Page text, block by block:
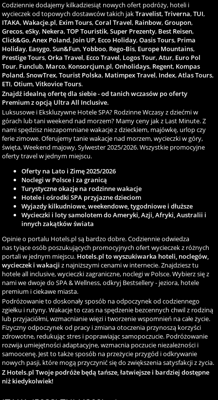
Codziennie dodajemy kilkadziesiąt nowych ofert podróży, hoteli i
wycieczek od topowych dostawców takich jakTravelist,Triverna,TUI,
ITAKA,Wakacje.pl, Exim Tours,Coral Travel, Rainbow,Groupon,
Grecos,eSky, Nekera,TOP Touristik,Super Prezenty, Best Reisen,
Click&Go,Anex Poland, Join UP, Ecco Holiday,Oasis Tours, Prima
Holiday, Easygo,Sun&Fun,Yobboo, Rego-Bis, Europe Mountains,
Prestige Tours,Orka Travel, Ecco Travel, Logos Tour,Atur, Euro Pol
Tour, Funclub, Marco, Konsorcjum.pl,Onholidays, Regent, Kompas
Poland,SnowTrex,Tourist Polska, Matimpex Travel, Index,Atlas Tours,
ETI,Otium,Vitkovice Tours.
Znajdź idealną ofertę dla siebie - od tanich wczasów po oferty
Premium z opcją Ultra All Inclusive.
Luksusowe i Ekskluzywne Hotele SPA? Rodzinne Wczasy z dziećmi w
górach lub tani weekend nad morzem? Mamy ceny jak z Last Minute. Z
nami spędzisz niezapomniane wakacje z dzieckiem, majówkę, urlop czy
ferie zimowe. Oferujemy tanie wakacje nad morzem, wycieczki w góry,
święta, Weekend majowy, Sylwester 2025/2026. Wszystkie promocyjne
oferty travel w jednym miejscu.
Oferty na Lato i Zimę 2025/2026
Noclegi w Polsce i za granicą
Turystyczne okazje na rodzinne wakacje
Hotele i ośrodki SPA przyjazne dzieciom
Wyjazdy kilkudniowe, weekendowe, tygodniowe i dłuższe
Wycieczki i loty samolotem do Ameryki, Azji, Afryki, Australii i
innych zakątków świata
Opinie o portalu Hotels.pl są bardzo dobre. Codziennie odwiedza
nas tyiące osób poszukujących promocyjnych ofert wycieczek z różnych
portali w jednym miejscu. Hotels.pl to wyszukiwarka hoteli, noclegów,
wycieczek i wakacji z najniższymi cenami w internecie. Znajdziesz tu
hotele all inclusive, wycieczki zagraniczne, noclegi w Polsce. Wybierz się z
nami we dwoje do SPA & Wellness, odkryj Bestsellery - jeziora, hotele
premium i ciekawe miasta.
Podróżowanie to doskonały sposób na odpoczynek od codziennego
zgiełku i rutyny. Wakacje to czas na spędzenie bezcennych chwil z rodziną
lub przyjaciółmi, wzmacnianie więzi i tworzenie wspomnień na całe życie.
Fizyczny odpoczynek od pracy i zmiana otoczenia przynoszą korzyści
zdrowotne, redukując stres i poprawiając samopoczucie. Podróżowanie
rozwija umiejętności adaptacyjne, wzmacnia poczucie niezależności i
samoocenę. Jest to także sposób na przeżycie przygód i odkrywanie
nowych pasji, które mogą przyczynić się do zwiększenia satysfakcji z życia.
Z Hotels.pl Twoje podróże będą tańsze, łatwiejsze i bardziej dostępne
niż kiedykolwiek!